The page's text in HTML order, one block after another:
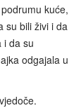
kuće,
su bili živi i da
i da su
odgajala u